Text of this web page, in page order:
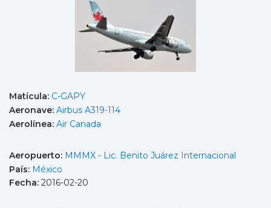
Matícula: C-GAPY
Aeronave: Airbus A319-114
Aerolínea: Air Canada
Aeropuerto: MMMX - Lic. Benito Juárez Internacional
País: México
Fecha: 2016-02-20